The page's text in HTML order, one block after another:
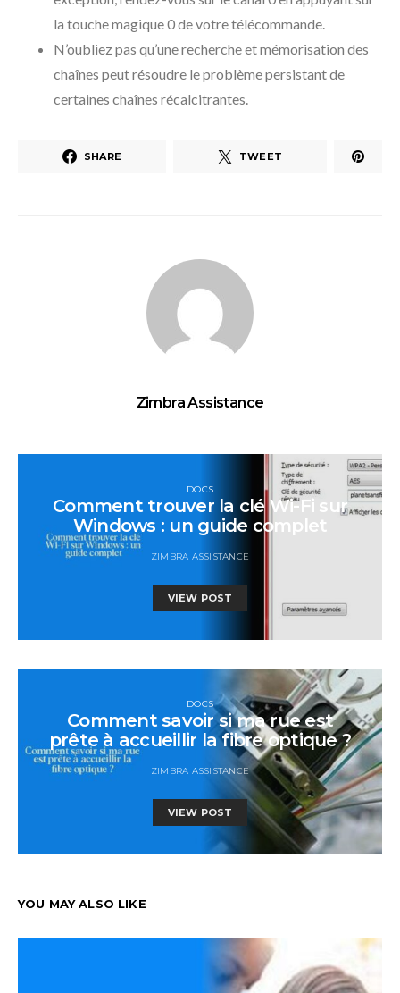
la touche magique 0 de votre télécommande.
N’oubliez pas qu’une recherche et mémorisation des
chaînes peut résoudre le problème persistant de
certaines chaînes récalcitrantes.
SHARE TWEET
Zimbra Assistance
DOCS
Comment trouver la clé Wi-Fi sur
Windows : un guide complet
ZIMBRA ASSISTANCE
VIEW POST
DOCS
Comment savoir si ma rue est
prête à accueillir la fibre optique ?
ZIMBRA ASSISTANCE
VIEW POST
YOU MAY ALSO LIKE